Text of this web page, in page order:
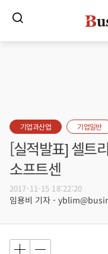
기업과산업 기업일반
[실적발표] 셀트
소프트센
2017-11-15 18:22:20
임용비 기자 -